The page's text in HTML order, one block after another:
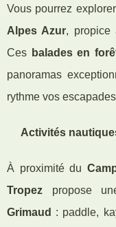
Vous pourrez
Alpes Azur, propice
Ces balades en
panoramas
rythme vos
Activités
À proximité du
Tropez propose
Grimaud : paddle,